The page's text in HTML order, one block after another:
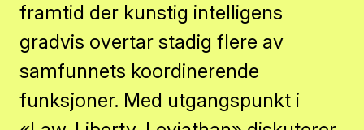
framtid der kunstig intelligens
gradvis overtar stadig flere av
samfunnets koordinerende
funksjoner. Med utgangspunkt i